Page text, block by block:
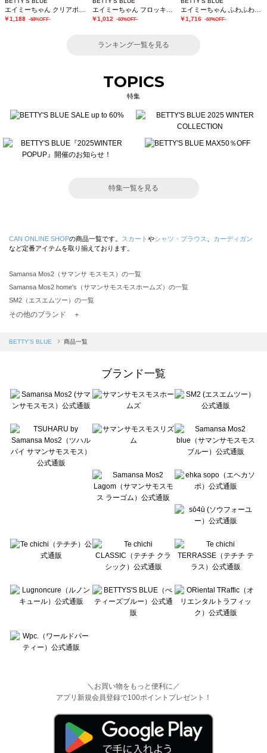
￥1,188 -60%OFF- ￥1,012 -60%OFF-
エイミーちゃん ふわふわショルダーバッグ
￥1,716 -60%OFF-
ランキング一覧を見る
TOPICS
特集
特集一覧を見る
CAN ONLINE SHOPの商品一覧です。 スカート やシャツ・ブラウス
カーディガン
など定番アイテムを取り揃えております。
Samansa Mos2（サマンサ モスモス）の一覧
Samansa Mos2 home's（サマンサモスモスホームズ）の一覧
SM2（エスエムツー）の一覧
TSUHARU by Samansa Mos2（ツハルバイサマンサモスモス）の一覧
Samansa Mos2 blue（サマンサモスモス ブルー）の一覧
Te chichi（テチチ）の一覧
Te chichi CLASSIC（テチチ クラシック）の一覧
Lugnoncure（ルノンキュール）の一覧
BETTY'S BLUE（べティーズブルー）の一覧
Wpc.（ワールドパーティー）の一覧
その他のブランド ＋
BETTY'S BLUE 商品一覧
ブランド一覧
＼お買い物をもっと便利に／
アプリ新規会員登録で100ポイントプレゼント！